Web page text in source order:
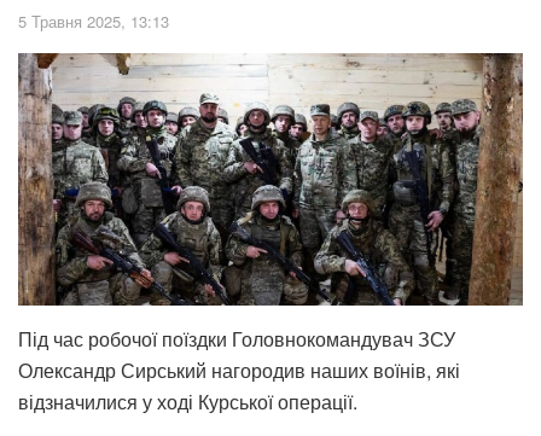
5 Травня 2025, 13:13
Під час робочої поїздки Головнокомандувач ЗСУ
Олександр Сирський нагородив наших воїнів, які
відзначилися у ході Курської операції.